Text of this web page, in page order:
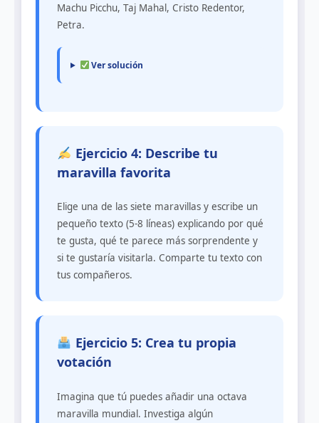
Machu Picchu, Taj Mahal, Cristo Redentor,
Petra.
Ver solución
Ejercicio 4: Describe tu
maravilla favorita
Elige una de las siete maravillas y escribe un
pequeño texto (5-8 líneas) explicando por qué
te gusta, qué te parece más sorprendente y
si te gustaría visitarla. Comparte tu texto con
tus compañeros.
Ejercicio 5: Crea tu propia
votación
Imagina que tú puedes añadir una octava
maravilla mundial. Investiga algún